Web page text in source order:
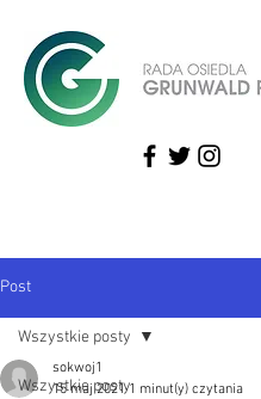
Post
Wszystkie posty
Wszystkie posty
sokwoj1
15 maj 2021 1 minut(y) czytania